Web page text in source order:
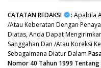
CATATAN REDAKSI : Apabila
/Atau Keberatan Dengan
Diatas, Anda Dapat
Sanggahan Dan /Atau Koreksi
Sebagaimana Diatur Dalam
Nomor 40 Tahun 1999 Tentang